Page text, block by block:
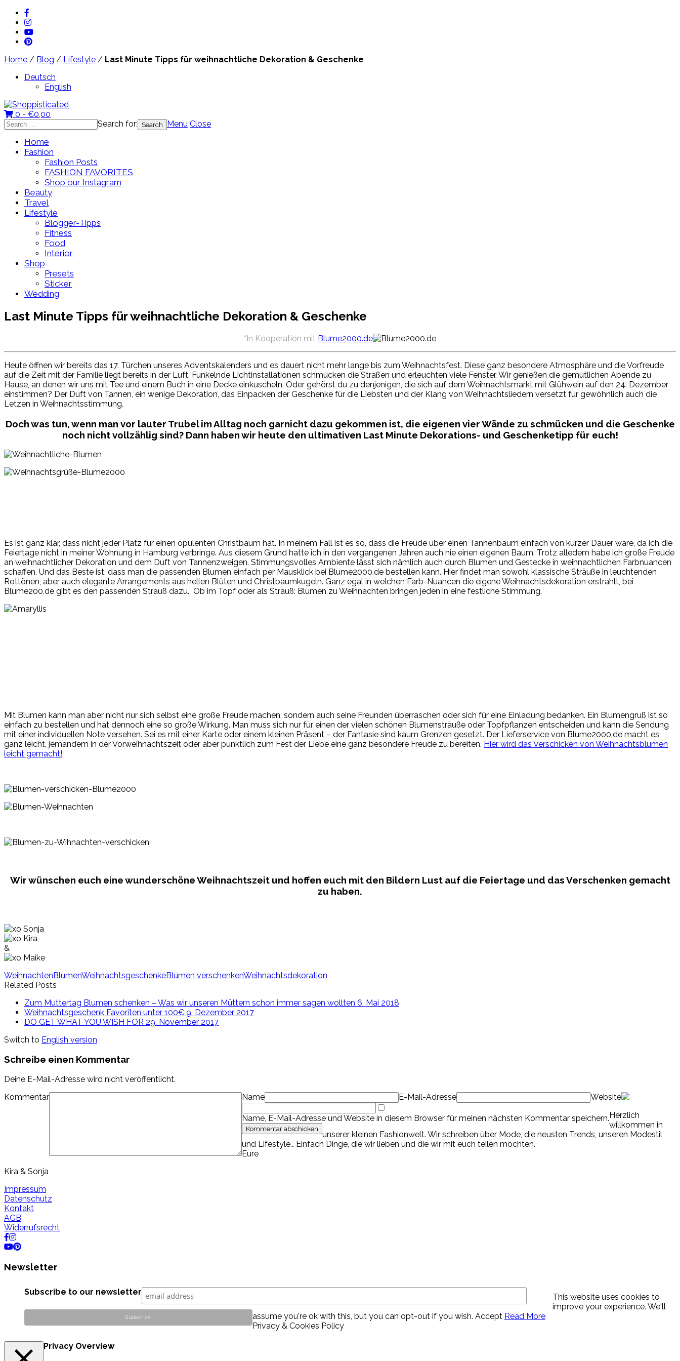
Home / Blog / Lifestyle / Last Minute Tipps für weihnachtliche Dekoration & Geschenke
Deutsch
English
0 - €0,00
Search for:
Menu Close
Home
Fashion
Fashion Posts
FASHION FAVORITES
Shop our Instagram
Beauty
Travel
Lifestyle
Blogger-Tipps
Fitness
Food
Interior
Shop
Presets
Sticker
Wedding
Last Minute Tipps für weihnachtliche Dekoration & Geschenke
*In Kooperation mit Blume2000.de
Heute öffnen wir bereits das 17. Türchen unseres Adventskalenders und es dauert nicht mehr lange bis zum Weihnachtsfest. Diese ganz besondere Atmosphäre und die Vorfreude
auf die Zeit mit der Familie liegt bereits in der Luft. Funkelnde Lichtinstallationen schmücken die Straßen und erleuchten viele Fenster. Wir genießen die gemütlichen Abende zu
Hause, an denen wir uns mit Tee und einem Buch in eine Decke einkuscheln. Oder gehörst du zu denjenigen, die sich auf dem Weihnachtsmarkt mit Glühwein auf den 24. Dezember
einstimmen? Der Duft von Tannen, ein wenige Dekoration, das Einpacken der Geschenke für die Liebsten und der Klang von Weihnachtsliedern versetzt für gewöhnlich auch die
Letzen in Weihnachtsstimmung.
Doch was tun, wenn man vor lauter Trubel im Alltag noch garnicht dazu gekommen ist, die eigenen vier Wände zu schmücken und die Geschenke
noch nicht vollzählig sind? Dann haben wir heute den ultimativen Last Minute Dekorations- und Geschenketipp für euch!
Es ist ganz klar, dass nicht jeder Platz für einen opulenten Christbaum hat. In meinem Fall ist es so, dass die Freude über einen Tannenbaum einfach von kurzer Dauer wäre, da ich die
Feiertage nicht in meiner Wohnung in Hamburg verbringe. Aus diesem Grund hatte ich in den vergangenen Jahren auch nie einen eigenen Baum. Trotz alledem habe ich große Freude
an weihnachtlicher Dekoration und dem Duft von Tannenzweigen. Stimmungsvolles Ambiente lässt sich nämlich auch durch Blumen und Gestecke in weihnachtlichen Farbnuancen
schaffen. Und das Beste ist, dass man die passenden Blumen einfach per Mausklick bei Blume2000.de bestellen kann. Hier findet man sowohl klassische Sträuße in leuchtenden
Rottönen, aber auch elegante Arrangements aus hellen Blüten und Christbaumkugeln. Ganz egal in welchen Farb-Nuancen die eigene Weihnachtsdekoration erstrahlt, bei
Blume200.de gibt es den passenden Strauß dazu. Ob im Topf oder als Strauß: Blumen zu Weihnachten bringen jeden in eine festliche Stimmung.
Mit Blumen kann man aber nicht nur sich selbst eine große Freude machen, sondern auch seine Freunden überraschen oder sich für eine Einladung bedanken. Ein Blumengruß ist so
einfach zu bestellen und hat dennoch eine so große Wirkung. Man muss sich nur für einen der vielen schönen Blumensträuße oder Topfpflanzen entscheiden und kann die Sendung
mit einer individuellen Note versehen. Sei es mit einer Karte oder einem kleinen Präsent – der Fantasie sind kaum Grenzen gesetzt. Der Lieferservice von Blume2000.de macht es
ganz leicht, jemandem in der Vorweihnachtszeit oder aber pünktlich zum Fest der Liebe eine ganz besondere Freude zu bereiten. Hier wird das Verschicken von Weihnachtsblumen
leicht gemacht!
Wir wünschen euch eine wunderschöne Weihnachtszeit und hoffen euch mit den Bildern Lust auf die Feiertage und das Verschenken gemacht
zu haben.
&
WeihnachtenBlumenWeihnachtsgeschenkeBlumen verschenkenWeihnachtsdekoration
Related Posts
Zum Muttertag Blumen schenken – Was wir unseren Müttern schon immer sagen wollten 6. Mai 2018
Weihnachtsgeschenk Favoriten unter 100€ 9. Dezember 2017
DO GET WHAT YOU WISH FOR 29. November 2017
Switch to English version
Schreibe einen Kommentar
Deine E-Mail-Adresse wird nicht veröffentlicht.
Kommentar
Name E-Mail-Adresse Website
Name, E-Mail-Adresse und Website in diesem Browser für meinen nächsten Kommentar speichern.Herzlich
willkommen in
unserer kleinen Fashionwelt. Wir schreiben über Mode, die neusten Trends, unseren Modestil
und Lifestyle… Einfach Dinge, die wir lieben und die wir mit euch teilen möchten.
Eure
Kira & Sonja
Impressum
Datenschutz
Kontakt
AGB
Widerrufsrecht
Newsletter
Subscribe to our newsletter
This website uses cookies to
improve your experience. We'll
assume you're ok with this, but you can opt-out if you wish. Accept Read More
Privacy & Cookies Policy
Privacy Overview